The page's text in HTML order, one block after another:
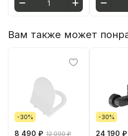
фарфор
(Хайджн)
Вам также может
-30%
8 490 ₽ 12 090 ₽
-30%
24 190 ₽